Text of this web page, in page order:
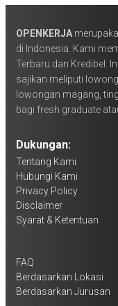
OPENKERJA
di Indonesia. Kami
Terbaru dan Kredibel.
sajikan meliputi
lowongan magang,
bagi fresh graduate
Dukungan:
Tentang Kami
Hubungi Kami
Privacy Policy
Disclaimer
Syarat & Ketentuan
FAQ
Berdasarkan Lokasi
Berdasarkan Jurusan